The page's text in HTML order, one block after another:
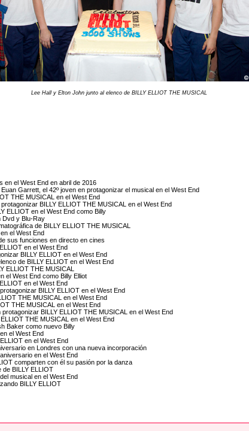
Lee Hall y Elton John junto al elenco de BILLY ELLIOT THE MUSICAL
en el West End en abril de 2016
Garrett, el 42º joven en protagonizar el musical en el West End
THE MUSICAL en el West End
BILLY ELLIOT THE MUSICAL en el West End
ELLIOT en el West End como Billy
Dvd y Blu-Ray
de BILLY ELLIOT THE MUSICAL
el West End
sus funciones en directo en cines
en el West End
BILLY ELLIOT en el West End
de BILLY ELLIOT en el West End
ELLIOT THE MUSICAL
el West End como Billy Elliot
en el West End
BILLY ELLIOT en el West End
THE MUSICAL en el West End
THE MUSICAL en el West End
BILLY ELLIOT THE MUSICAL en el West End
THE MUSICAL en el West End
Baker como nuevo Billy
el West End
en el West End
en Londres con una nueva incorporación
en el West End
comparten con él su pasión por la danza
de BILLY ELLIOT
musical en el West End
BILLY ELLIOT